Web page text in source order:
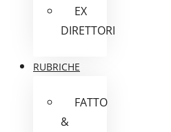
EX
DIRETTORI
RUBRICHE
FATTO
&